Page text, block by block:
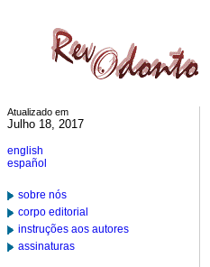
Atualizado em
Julho 18, 2017
english
español
sobre nós
corpo editorial
instruções aos autores
assinaturas